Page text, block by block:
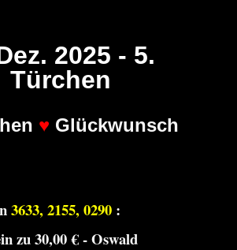
2025 - 5.
Türchen
♥ Glückwunsch
3633, 2155, 0290 :
zu 30,00 € - Oswald